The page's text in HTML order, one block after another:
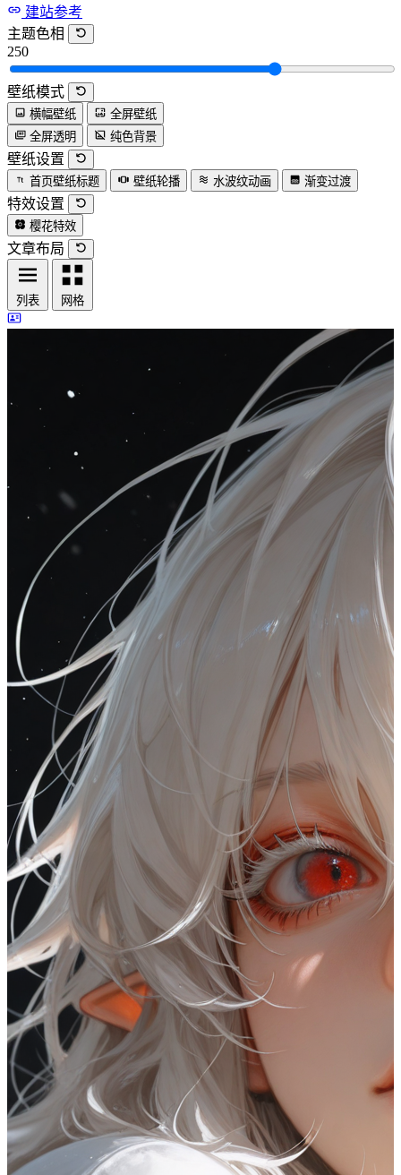
建站参考
主题色相
250
壁纸模式
横幅壁纸
全屏壁纸
全屏透明
纯色背景
壁纸设置
首页壁纸标题 壁纸轮播 水波纹动画 渐变过渡
特效设置
樱花特效
文章布局
列表 网格